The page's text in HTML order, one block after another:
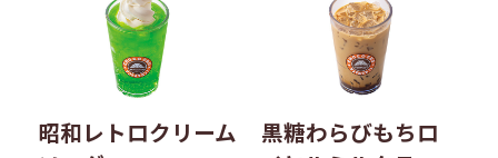
昭和レトロクリーム
黒糖わらびもちロ